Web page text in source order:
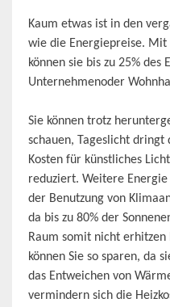
Kaum etwas ist in den
wie die Energiepreise.
können sie bis zu 25%
Unternehmenoder
Sie können trotz
schauen, Tageslicht dringt
Kosten für künstliches
reduziert. Weitere
der Benutzung von
da bis zu 80% der
Raum somit nicht
können Sie so sparen, da
das Entweichen von
vermindern sich die